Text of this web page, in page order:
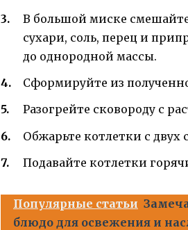
В большой миске
сухари, соль, перец и
до однородной массы.
Сформируйте из
Разогрейте сковороду с
Обжарьте котлетки с двух
Подавайте котлетки
Популярные статьи
блюдо для освежения и